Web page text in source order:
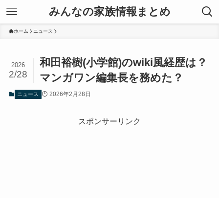
みんなの家族情報まとめ
ホーム ニュース
和田裕樹(小学館)のwiki風経歴は？
マンガワン編集長を務めた？
2026
2/28
ニュース 2026年2月28日
スポンサーリンク